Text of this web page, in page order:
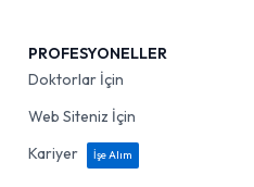
PROFESYONELLER
Doktorlar İçin
Web Siteniz İçin
Kariyer
İşe Alım